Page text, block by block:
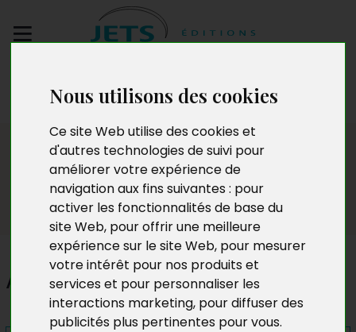
Nous utilisons des cookies
Ce site Web utilise des cookies et
d'autres technologies de suivi pour
améliorer votre expérience de
navigation aux fins suivantes : pour
activer les fonctionnalités de base du
site Web, pour offrir une meilleure
expérience sur le site Web, pour mesurer
votre intérêt pour nos produits et
services et pour personnaliser les
interactions marketing, pour diffuser des
publicités plus pertinentes pour vous.
manuscrit
Presse
Au nom d'un harcelé